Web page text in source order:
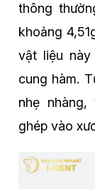
thông
khoảng
vật liệu
cung hàm.
nhẹ
ghép vào